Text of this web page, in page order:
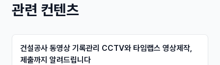
관련 컨텐츠
건설공사 동영상 기록관리 CCTV와 타임랩스 영상제작,
제출까지 알려드립니다